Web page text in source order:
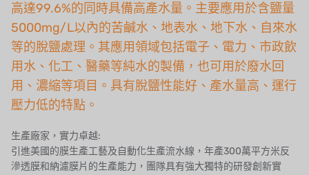
英國 PUROLITE
日本 NOP
日本 OLYMPIA
日本 KATSURA
義大利 BRAHMA
SAGINOMIYA
高達99.6%的同時具備高產水量。主要應用於含鹽量
5000mg/L以內的苦鹹水、地表水、地下水、自來水
等的脫鹽處理。其應用領域包括電子、電力、市政飲
用水、化工、醫藥等純水的製備，也可用於廢水回
用、濃縮等項目。具有脫鹽性能好、產水量高、運行
壓力低的特點。
生產廠家，實力卓越:
引進美國的膜生產工藝及自動化生產流水線，年產300萬平方米反
滲透膜和納濾膜片的生產能力，團隊具有強大獨特的研發創新實